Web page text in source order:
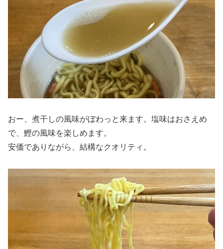
おー、煮干しの風味がぼわっと来ます。塩味はおさえめ
で、鰹の風味を楽しめます。
安価でありながら、結構なクオリティ。